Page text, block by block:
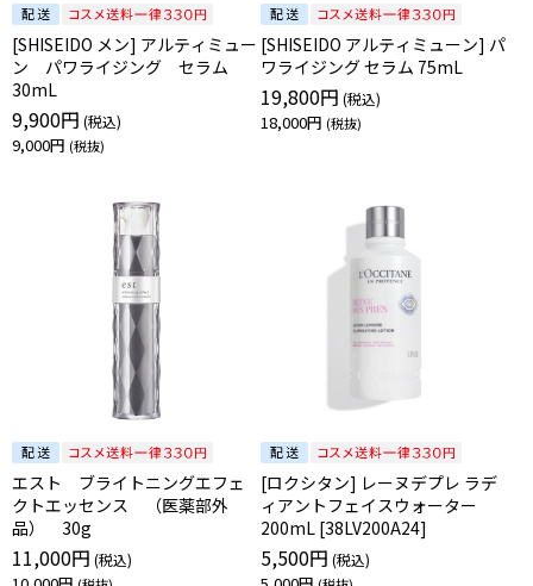
[SHISEIDO メン] アルティミュー
ン パワライジング セラム
30mL
9,900円
9,000円
[SHISEIDO アルティミューン] パ
ワライジング セラム 75mL
19,800円
18,000円
エスト ブライトニングエフェ
クトエッセンス （医薬部外
品） 30g
11,000円
[ロクシタン] レーヌデプレ ラデ
ィアントフェイスウォーター
200mL [38LV200A24]
5,500円